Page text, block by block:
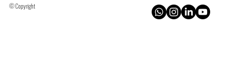
© Copyright